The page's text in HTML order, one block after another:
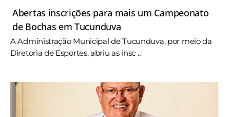
Abertas inscrições para mais um Campeonato
de Bochas em Tucunduva
A Administração Municipal de Tucunduva, por meio da
Diretoria de Esportes, abriu as insc ...